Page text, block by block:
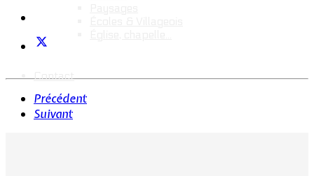
Contact
Précédent
Suivant